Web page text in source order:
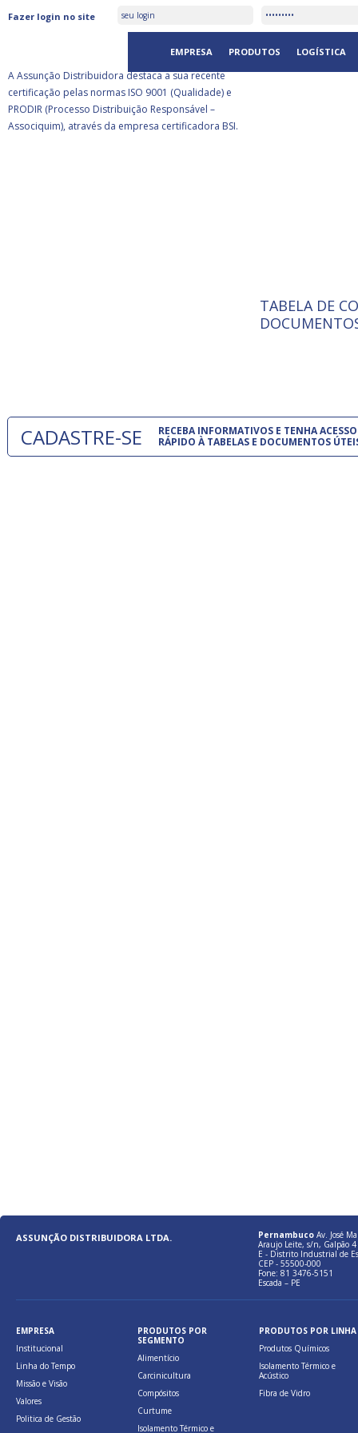
Fazer login no site
EMPRESA PRODUTOS LOGÍSTICA
ASSUNÇÃO DISTRIBUIDORA É
CERTIFICADA PELA BSI
A Assunção Distribuidora destaca a sua recente
certificação pelas normas ISO 9001 (Qualidade) e
PRODIR (Processo Distribuição Responsável –
Associquim), através da empresa certificadora BSI.
ISO 9001:
A
TABELA DE
CADASTRE-SE
RECEBA INFORMATIVOS E TENHA ACESSO
RÁPIDO À TABELAS E DOCUMENTOS
ASSUNÇÃO DISTRIBUIDORA LTDA. Pernambuco Av. José
Araujo Leite, s/n, Galpão 4
E - Distrito Industrial de
CEP - 55500-000
Fone: 81 3476-5151
Escada – PE
EMPRESA
Institucional
Linha do Tempo
Missão e Visão
Valores
Politica de Gestão
PRODUTOS POR
SEGMENTO
Alimentício
Carcinicultura
Compósitos
Curtume
Isolamento Térmico e
PRODUTOS POR LINHA
Produtos Químicos
Isolamento Térmico e
Acústico
Fibra de Vidro